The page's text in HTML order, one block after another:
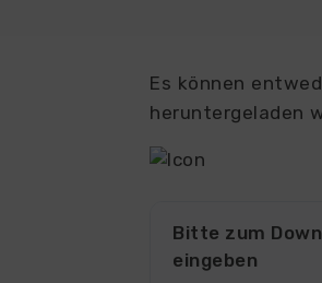
Es können
heruntergeladen
Bitte zum
eingeben